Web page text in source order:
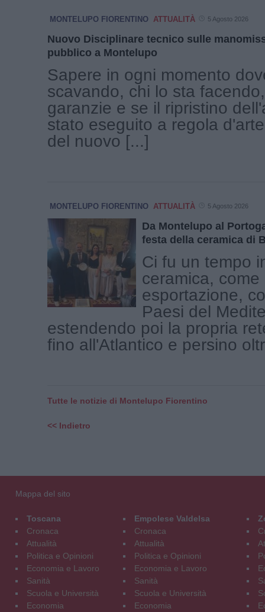
MONTELUPO FIORENTINO ATTUALITÀ 5 Agosto 2026
Nuovo Disciplinare tecnico sulle
pubblico a Montelupo
Sapere in ogni momento
scavando, chi lo sta
garanzie e se il ripristino
stato eseguito a regola
del nuovo [...]
MONTELUPO FIORENTINO ATTUALITÀ 5 Agosto 2026
Da Montelupo al
festa della ceramica di
Ci fu un tempo
ceramica,
esportazione,
Paesi del
estendendo poi la propria
fino all'Atlantico e persino
Tutte le notizie di Montelupo Fiorentino
<< Indietro
Mappa del sito
Toscana
Cronaca
Attualità
Politica e Opinioni
Economia e Lavoro
Sanità
Scuola e Università
Economia
Empolese Valdelsa
Cronaca
Attualità
Politica e Opinioni
Economia e Lavoro
Sanità
Scuola e Università
Economia